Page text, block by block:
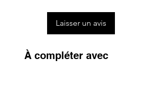
Laisser un avis
À compléter avec